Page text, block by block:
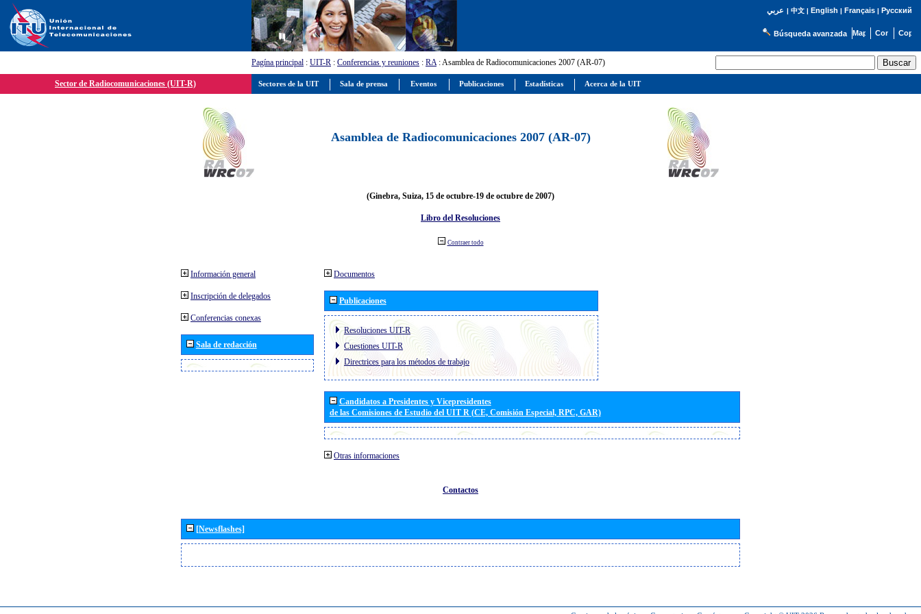
عربي | 中文| English | Français| Русский
Búsqueda avanzada
Pagína principal : UIT-R : Conferencias y reuniones : RA: Asamblea de Radiocomunicaciones 2007 (AR-07)
Sector de Radiocomunicaciones (UIT-R)
Asamblea de Radiocomunicaciones 2007 (AR-07)
(Ginebra, Suiza, 15 de octubre-19 de octubre de 2007)
Libro del Resoluciones
Contraer todo
Información general
Inscripción de delegados
Conferencias conexas
Sala de redacción
Documentos
Publicaciones
Resoluciones UIT-R
Cuestiones UIT-R
Directrices para los métodos de trabajo
Candidatos a Presidentes y Vicepresidentes
de las Comisiones de Estudio del UIT R (CE, Comisión Especial, RPC, GAR)
Otras informaciones
Contactos
[Newsflashes]
Sectores de la UIT Sala de prensa Eventos Publicaciones Estadísticas Acerca de la UIT